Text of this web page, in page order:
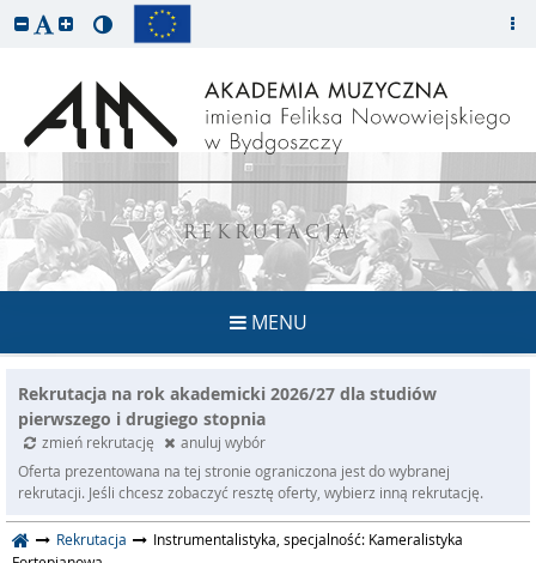
REKRUTACJA
MENU
Rekrutacja na rok akademicki 2026/27 dla studiów
pierwszego i drugiego stopnia
zmień rekrutację
anuluj wybór
Oferta prezentowana na tej stronie ograniczona jest do wybranej
rekrutacji. Jeśli chcesz zobaczyć resztę oferty, wybierz inną rekrutację.
Rekrutacja
Instrumentalistyka, specjalność: Kameralistyka